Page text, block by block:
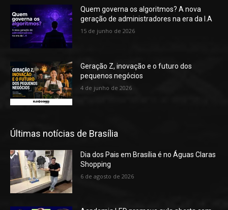
Quem governa os algoritmos? A nova
geração de administradores na era da I.A
15 de junho de 2026
Geração Z, inovação e o futuro dos
pequenos negócios
4 de junho de 2026
Últimas notícias de Brasília
Dia dos Pais em Brasília é no Águas Claras
Shopping
6 de agosto de 2026